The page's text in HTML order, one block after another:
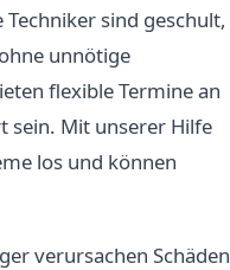
sind geschult,
unnötige
flexible Termine an
sein. Mit unserer Hilfe
los und können
verursachen Schäden